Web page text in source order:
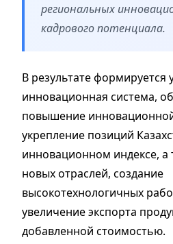
региональных
кадрового потенциала.
В результате формируется
инновационная система,
повышение
укрепление позиций
инновационном индексе, а
новых отраслей, создание
высокотехнологичных
увеличение экспорта
добавленной стоимостью.